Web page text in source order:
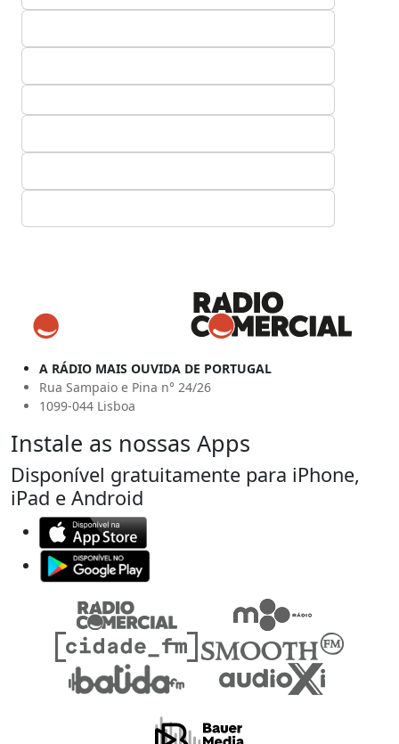
A RÁDIO MAIS OUVIDA DE PORTUGAL
Rua Sampaio e Pina n° 24/26
1099-044 Lisboa
Instale as nossas Apps
Disponível gratuitamente para iPhone,
iPad e Android